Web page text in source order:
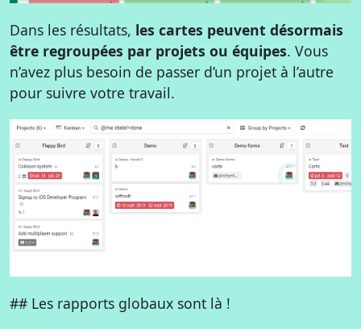
Dans les résultats, les cartes peuvent désormais
être regroupées par projets ou équipes. Vous
n’avez plus besoin de passer d’un projet à l’autre
pour suivre votre travail.
## Les rapports globaux sont là !